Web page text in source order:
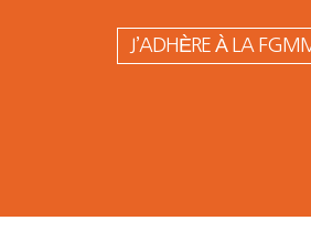
J’ADHÈRE À LA